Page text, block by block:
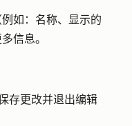
如：名称、显示的
多信息。
存更改并退出编辑